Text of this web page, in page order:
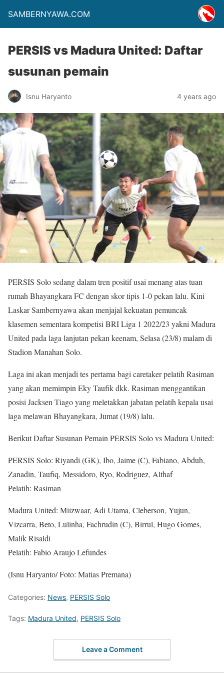
SAMBERNYAWA.COM
PERSIS vs Madura United: Daftar
susunan pemain
Isnu Haryanto 4 years ago
PERSIS Solo sedang dalam tren positif usai menang atas tuan
rumah Bhayangkara FC dengan skor tipis 1-0 pekan lalu. Kini
Laskar Sambernyawa akan menjajal kekuatan pemuncak
klasemen sementara kompetisi BRI Liga 1 2022/23 yakni Madura
United pada laga lanjutan pekan keenam, Selasa (23/8) malam di
Stadion Manahan Solo.
Laga ini akan menjadi tes pertama bagi caretaker pelatih Rasiman
yang akan memimpin Eky Taufik dkk. Rasiman menggantikan
posisi Jacksen Tiago yang meletakkan jabatan pelatih kepala usai
laga melawan Bhayangkara, Jumat (19/8) lalu.
Berikut Daftar Susunan Pemain PERSIS Solo vs Madura United:
PERSIS Solo: Riyandi (GK), Ibo, Jaime (C), Fabiano, Abduh,
Zanadin, Taufiq, Messidoro, Ryo, Rodriguez, Althaf
Pelatih: Rasiman
Madura United: Miizwaar, Adi Utama, Cleberson, Yujun,
Vizcarra, Beto, Lulinha, Fachrudin (C), Birrul, Hugo Gomes,
Malik Risaldi
Pelatih: Fabio Araujo Lefundes
(Isnu Haryanto/ Foto: Matias Premana)
Categories: News, PERSIS Solo
Tags: Madura United, PERSIS Solo
Leave a Comment